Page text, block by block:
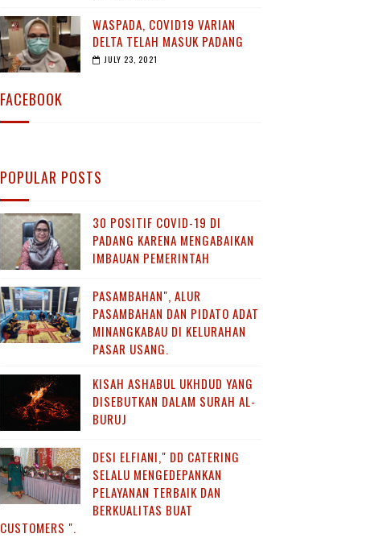
WASPADA, COVID19 VARIAN
DELTA TELAH MASUK PADANG
JULY 23, 2021
FACEBOOK
POPULAR POSTS
30 POSITIF COVID-19 DI
PADANG KARENA MENGABAIKAN
IMBAUAN PEMERINTAH
PASAMBAHAN", ALUR
PASAMBAHAN DAN PIDATO ADAT
MINANGKABAU DI KELURAHAN
PASAR USANG.
KISAH ASHABUL UKHDUD YANG
DISEBUTKAN DALAM SURAH AL-
BURUJ
DESI ELFIANI," DD CATERING
SELALU MENGEDEPANKAN
PELAYANAN TERBAIK DAN
BERKUALITAS BUAT
CUSTOMERS ".